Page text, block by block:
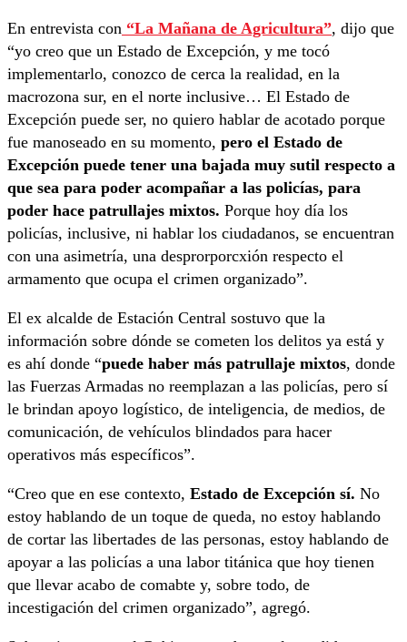
En entrevista con “La Mañana de Agricultura”, dijo que
“yo creo que un Estado de Excepción, y me tocó
implementarlo, conozco de cerca la realidad, en la
macrozona sur, en el norte inclusive… El Estado de
Excepción puede ser, no quiero hablar de acotado porque
fue manoseado en su momento, pero el Estado de
Excepción puede tener una bajada muy sutil respecto a
que sea para poder acompañar a las policías, para
poder hace patrullajes mixtos. Porque hoy día los
policías, inclusive, ni hablar los ciudadanos, se encuentran
con una asimetría, una desprorporcxión respecto el
armamento que ocupa el crimen organizado”.
El ex alcalde de Estación Central sostuvo que la
información sobre dónde se cometen los delitos ya está y
es ahí donde “puede haber más patrullaje mixtos, donde
las Fuerzas Armadas no reemplazan a las policías, pero sí
le brindan apoyo logístico, de inteligencia, de medios, de
comunicación, de vehículos blindados para hacer
operativos más específicos”.
“Creo que en ese contexto, Estado de Excepción sí. No
estoy hablando de un toque de queda, no estoy hablando
de cortar las libertades de las personas, estoy hablando de
apoyar a las policías a una labor titánica que hoy tienen
que llevar acabo de comabte y, sobre todo, de
incestigación del crimen organizado”, agregó.